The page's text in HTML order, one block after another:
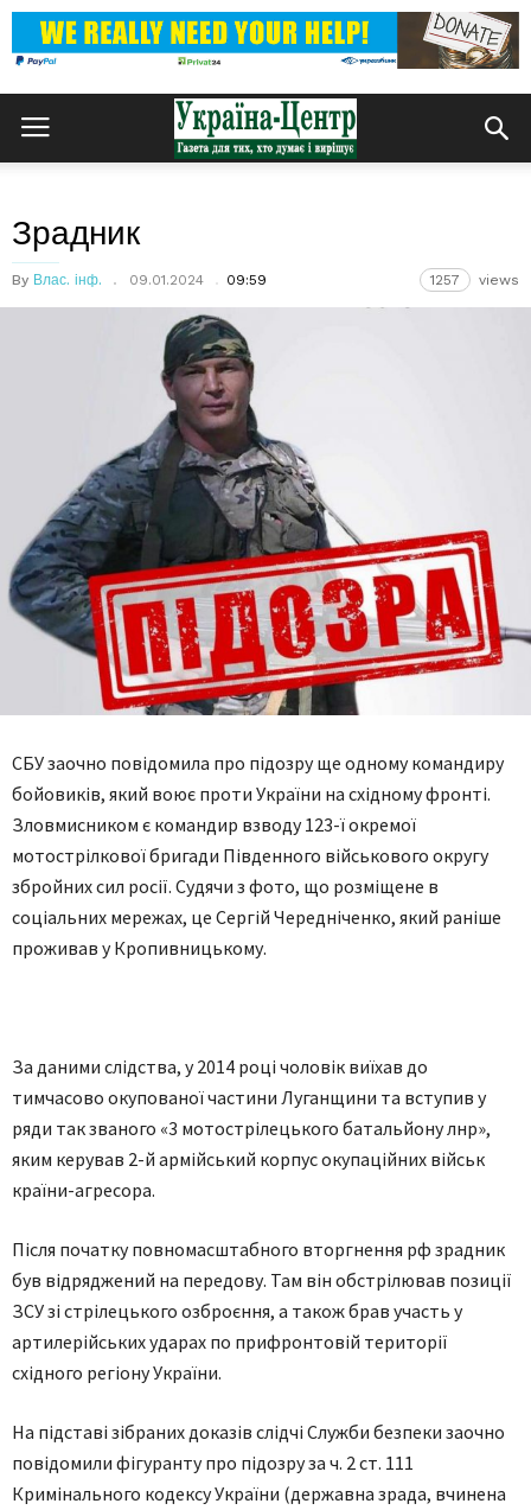
Зрадник
By Влас. інф. 09.01.2024 09:59 1257 views
СБУ заочно повідомила про підозру ще одному командиру
бойовиків, який воює проти України на східному фронті.
Зловмисником є командир взводу 123-ї окремої
мотострілкової бригади Південного військового округу
збройних сил росії. Судячи з фото, що розміщене в
соціальних мережах, це Сергій Чередніченко, який раніше
проживав у Кропивницькому.
За даними слідства, у 2014 році чоловік виїхав до
тимчасово окупованої частини Луганщини та вступив у
ряди так званого «3 мотострілецького батальйону лнр»,
яким керував 2-й армійський корпус окупаційних військ
країни-агресора.
Після початку повномасштабного вторгнення рф зрадник
був відряджений на передову. Там він обстрілював позиції
ЗСУ зі стрілецького озброєння, а також брав участь у
артилерійських ударах по прифронтовій території
східного регіону України.
На підставі зібраних доказів слідчі Служби безпеки заочно
повідомили фігуранту про підозру за ч. 2 ст. 111
Кримінального кодексу України (державна зрада, вчинена